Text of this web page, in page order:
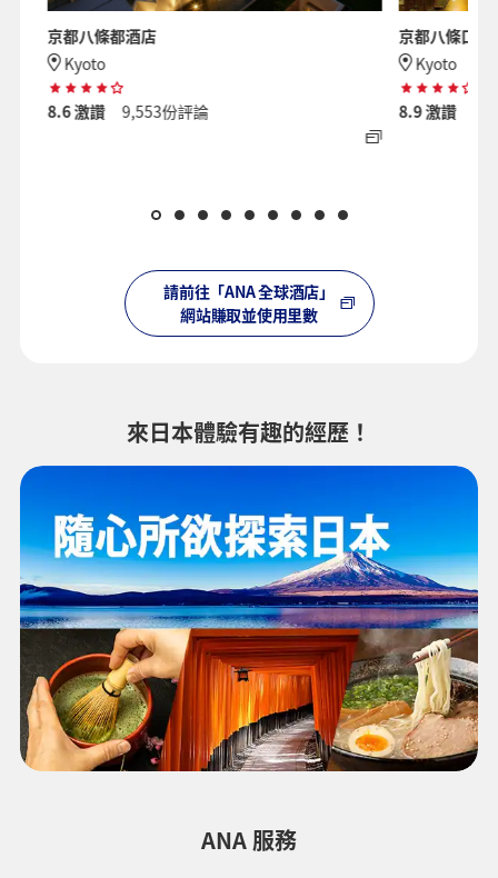
京都八條都酒店
Kyoto
8.6激讚 9,553份評論
京都八條口艾
Kyoto
8.9激讚
請前往「ANA 全球酒店」
網站賺取並使用里數
來日本體驗有趣的經歷！
ANA 服務